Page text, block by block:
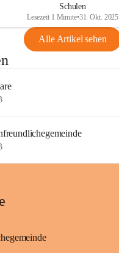
Schulen
Lesezeit 1 Minute•31. Okt. 2025
Alle Artikel sehen